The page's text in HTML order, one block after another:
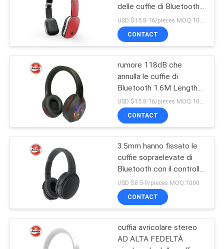
CONTATTICI
RICHIEDA
CITAZIONE
MAPPA
DEL
SITO
PRIVACY
POLICY
Cuffia stereo di
Bluetooth
Cuffie ad alta
fedeltà di Bluetooth
26
Cuffia metallica di
77
delle cuffie di Bluetooth
per la cuffia avricolare
senza fili del telefono di
gioco
CONTACT
rumore 118dB che
annulla le cuffie di
Bluetooth 1.6M Length
Audio Cable
USD $15.8-16/pieces MOQ:1000
CONTACT
3.5mm hanno fissato le
cuffie sopraelevate di
Bluetooth con il controllo
del volume del microfono
USD $8.5-9/pieces MOQ:1000
CONTACT
cuffia avricolare stereo
AD ALTA FEDELTÀ